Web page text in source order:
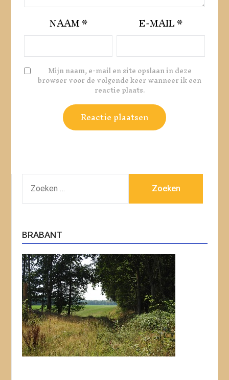
NAAM* E-MAIL*
Mijn naam, e-mail en site opslaan in deze
browser voor de volgende keer wanneer ik een
reactie plaats.
NAAR:
BRABANT